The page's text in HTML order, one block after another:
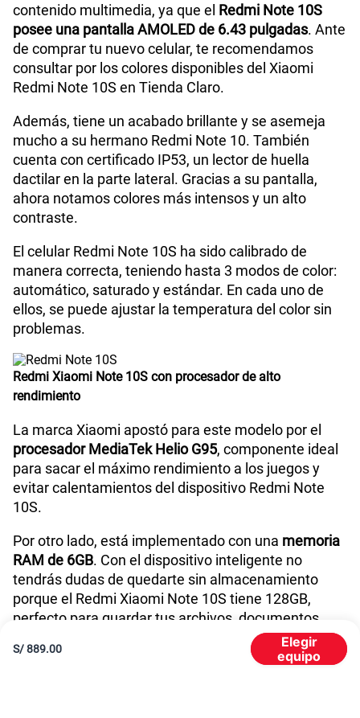
contenido multimedia, ya que el Redmi Note 10S
posee una pantalla AMOLED de 6.43 pulgadas. Ante
de comprar tu nuevo celular, te recomendamos
consultar por los colores disponibles del Xiaomi
Redmi Note 10S en Tienda Claro.
Además, tiene un acabado brillante y se asemeja
mucho a su hermano Redmi Note 10. También
cuenta con certificado IP53, un lector de huella
dactilar en la parte lateral. Gracias a su pantalla,
ahora notamos colores más intensos y un alto
contraste.
El celular Redmi Note 10S ha sido calibrado de
manera correcta, teniendo hasta 3 modos de color:
automático, saturado y estándar. En cada uno de
ellos, se puede ajustar la temperatura del color sin
problemas.
Redmi Xiaomi Note 10S con procesador de alto
rendimiento
La marca Xiaomi apostó para este modelo por el
procesador MediaTek Helio G95, componente ideal
para sacar el máximo rendimiento a los juegos y
evitar calentamientos del dispositivo Redmi Note
10S.
Por otro lado, está implementado con una memoria
RAM de 6GB. Con el dispositivo inteligente no
tendrás dudas de quedarte sin almacenamiento
porque el Redmi Xiaomi Note 10S tiene 128GB,
perfecto para guardar tus archivos, documentos,
aplicaciones, fotos y más. Con este equipo móvil
podrás jugar, navegar entre distintas aplicaciones y
S/889.00
Elegir
equipo